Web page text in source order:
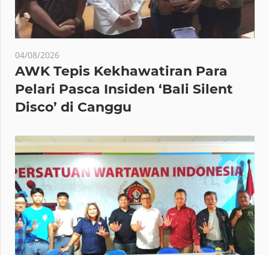
04/08/2026
AWK Tepis Kekhawatiran Para
Pelari Pasca Insiden ‘Bali Silent
Disco’ di Canggu